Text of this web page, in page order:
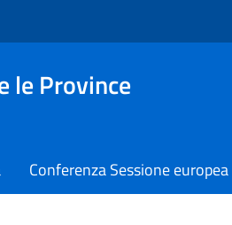
le Province
Conferenza Sessione europea